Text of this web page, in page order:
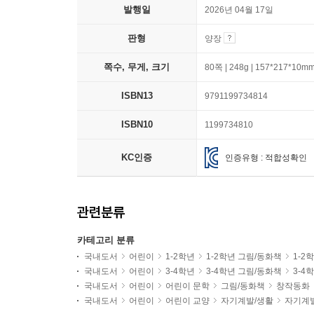
발행일 2026년 04월 17일
판형 양장
쪽수, 무게, 크기 80쪽 | 248g |
ISBN13 9791199734814
ISBN10 1199734810
KC인증 인증유형 : 적합성확인
관련분류
카테고리 분류
국내도서 어린이 1-2학년 1-2학년 그림/동화책
1-2
국내도서
어린이 3-4학년 3-4학년 그림/동화책
3-4
국내도서
어린이 어린이 문학 그림/동화책
창작동화
국내도서
어린이 어린이 교양 자기계발/생활 자기계